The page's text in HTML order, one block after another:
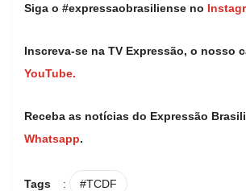
Siga o #expressaobrasiliense no
Inscreva-se na TV Expressão, o nosso
YouTube.
Receba as notícias do Expressão
Whatsapp.
Tags : #TCDF